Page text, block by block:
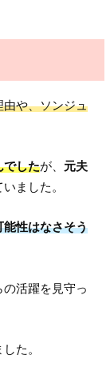
由や、ソンジュ
でしたが、 元夫
ました。
能性はなさそう
活躍を見守っ
た。